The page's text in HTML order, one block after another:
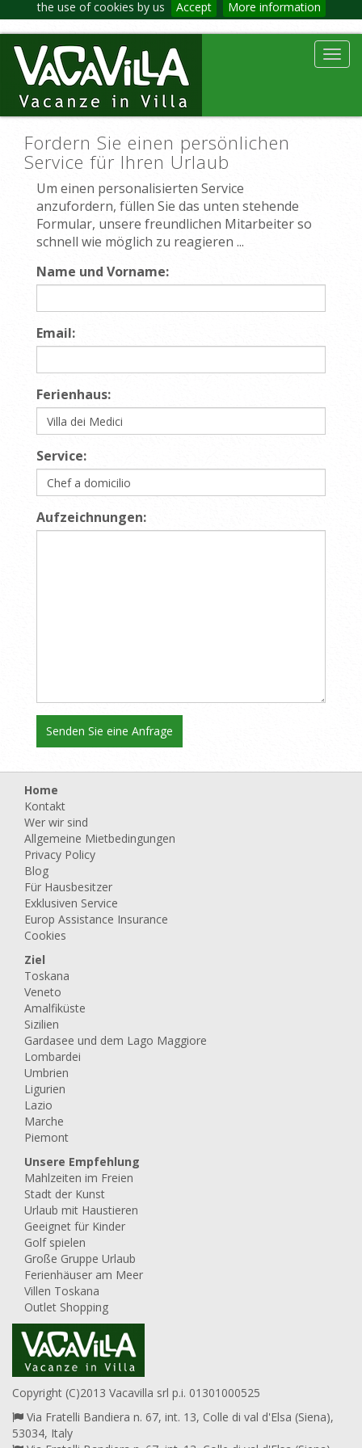
the use of cookies by us Accept More information
Fordern Sie einen persönlichen
Service für Ihren Urlaub
Um einen personalisierten Service
anzufordern, füllen Sie das unten stehende
Formular, unsere freundlichen Mitarbeiter so
schnell wie möglich zu reagieren ...
Name und Vorname:
Email:
Ferienhaus:
Service:
Aufzeichnungen:
Home
Kontakt
Wer wir sind
Allgemeine Mietbedingungen
Privacy Policy
Blog
Für Hausbesitzer
Exklusiven Service
Europ Assistance Insurance
Cookies
Ziel
Toskana
Veneto
Amalfiküste
Sizilien
Gardasee und dem Lago Maggiore
Lombardei
Umbrien
Ligurien
Lazio
Marche
Piemont
Unsere Empfehlung
Mahlzeiten im Freien
Stadt der Kunst
Urlaub mit Haustieren
Geeignet für Kinder
Golf spielen
Große Gruppe Urlaub
Ferienhäuser am Meer
Villen Toskana
Outlet Shopping
Copyright (C)2013 Vacavilla srl p.i. 01301000525
Via Fratelli Bandiera n. 67, int. 13, Colle di val d'Elsa (Siena),
53034, Italy